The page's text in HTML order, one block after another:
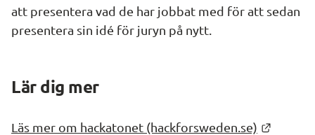
att presentera vad de har jobbat med för att sedan
presentera sin idé för juryn på nytt.
Lär dig mer
Läs mer om hackatonet (hackforsweden.se)